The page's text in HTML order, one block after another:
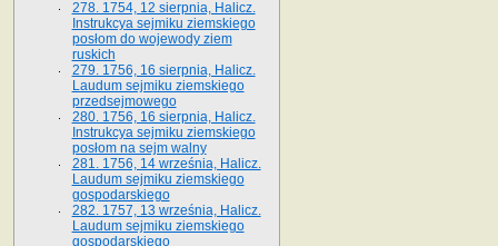
278. 1754, 12 sierpnia, Halicz.
Instrukcya sejmiku ziemskiego
posłom do wojewody ziem
ruskich
279. 1756, 16 sierpnia, Halicz.
Laudum sejmiku ziemskiego
przedsejmowego
280. 1756, 16 sierpnia, Halicz.
Instrukcya sejmiku ziemskiego
posłom na sejm walny
281. 1756, 14 września, Halicz.
Laudum sejmiku ziemskiego
gospodarskiego
282. 1757, 13 września, Halicz.
Laudum sejmiku ziemskiego
gospodarskiego